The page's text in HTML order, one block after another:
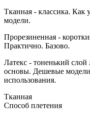
Тканная - классика. Как
модели.
Прорезиненная -
Практично. Базово.
Латекс - тоненький
основы. Дешевые
использования.
Тканная
Способ плетения